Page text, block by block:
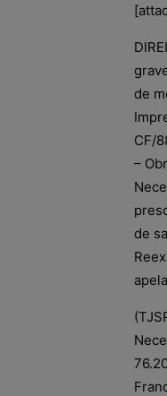
de
CF/
–
de